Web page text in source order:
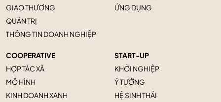
GIAO THƯƠNG
QUẢN TRỊ
THÔNG TIN DOANH NGHIỆP
ỨNG DỤNG
COOPERATIVE
HỢP TÁC XÃ
MÔ HÌNH
KINH DOANH XANH
START-UP
KHỞI NGHIỆP
Ý TƯỞNG
HỆ SINH THÁI